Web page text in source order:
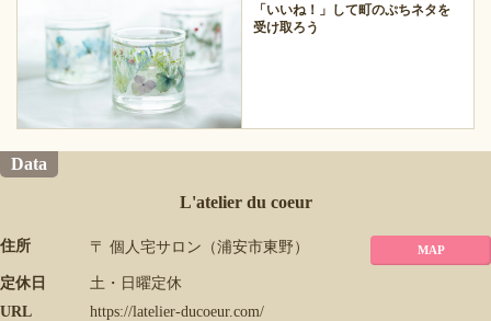
「いいね！」して町のぷちネタを
受け取ろう
Data
L'atelier du coeur
住所 〒 個人宅サロン（浦安市東野） MAP
定休日
土・日曜定休
URL
https://latelier-ducoeur.com/